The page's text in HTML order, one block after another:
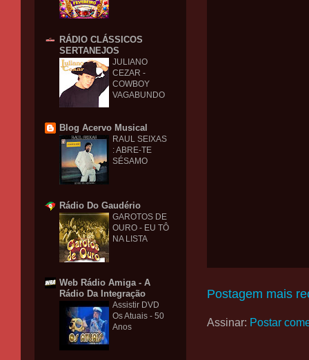
Postagem mais
Assinar: Postar
RÁDIO CLÁSSICOS
SERTANEJOS
JULIANO
CEZAR -
COWBOY
VAGABUNDO
Blog Acervo Musical
RAUL SEIXAS
: ABRE-TE
SÉSAMO
Rádio Do Gaudério
GAROTOS DE
OURO - EU TÔ
NA LISTA
Web Rádio Amiga - A
Rádio Da Integração
Assistir DVD
Os Atuais - 50
Anos